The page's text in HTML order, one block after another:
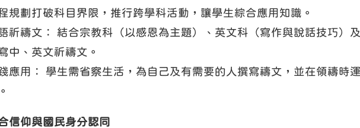
規劃打破科目界限，推行跨學科活動，讓學生綜合應用知識。
祈禱文： 結合宗教科（以感恩為主題）、英文科（寫作與說話技巧）
中、英文祈禱文。
應用： 學生需省察生活，為自己及有需要的人撰寫禱文，並在領禱時
信仰與國民身分認同